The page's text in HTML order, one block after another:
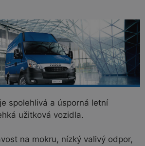
spolehlivá a úsporná letní
užitková vozidla.
na mokru, nízký valivý odpor,